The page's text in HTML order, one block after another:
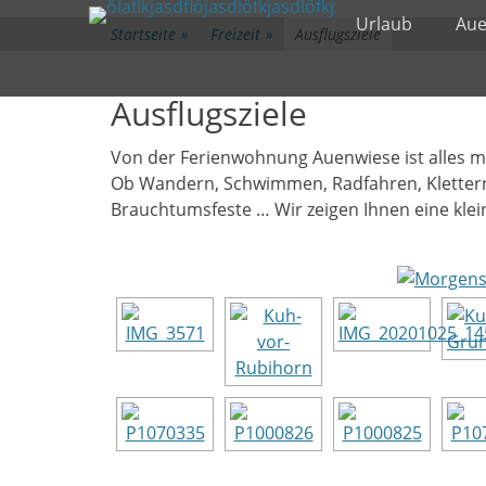
Primäres Menü
Zum
Inhalt
Urlaub
Startseite » Freizeit » Ausflugsziele
Ausflugsziele
Von der Ferienwohnung Auenwiese ist alles
Ob Wandern, Schwimmen, Radfahren,
Brauchtumsfeste … Wir zeigen Ihnen eine